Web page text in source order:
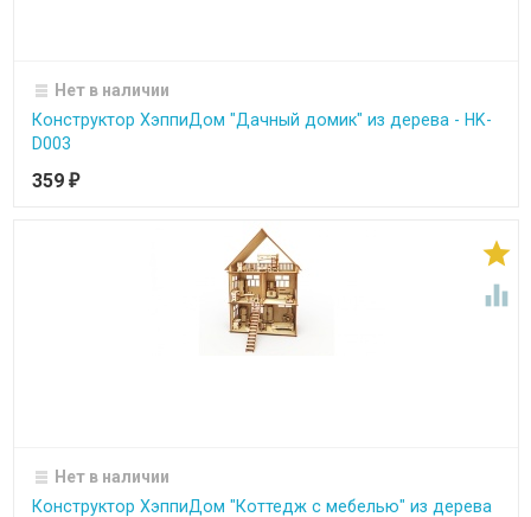
Нет в наличии
Конструктор ХэппиДом "Дачный домик" из дерева - HK-
D003
359 ₽


Нет в наличии
Конструктор ХэппиДом "Коттедж с мебелью" из дерева